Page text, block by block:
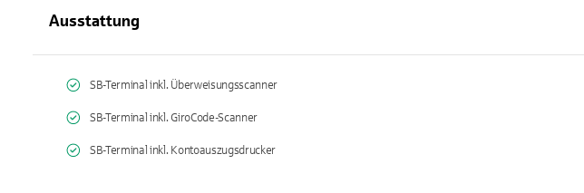
Ausstattung
SB-Terminal inkl. Überweisungsscanner
SB-Terminal inkl. GiroCode-Scanner
SB-Terminal inkl. Kontoauszugsdrucker